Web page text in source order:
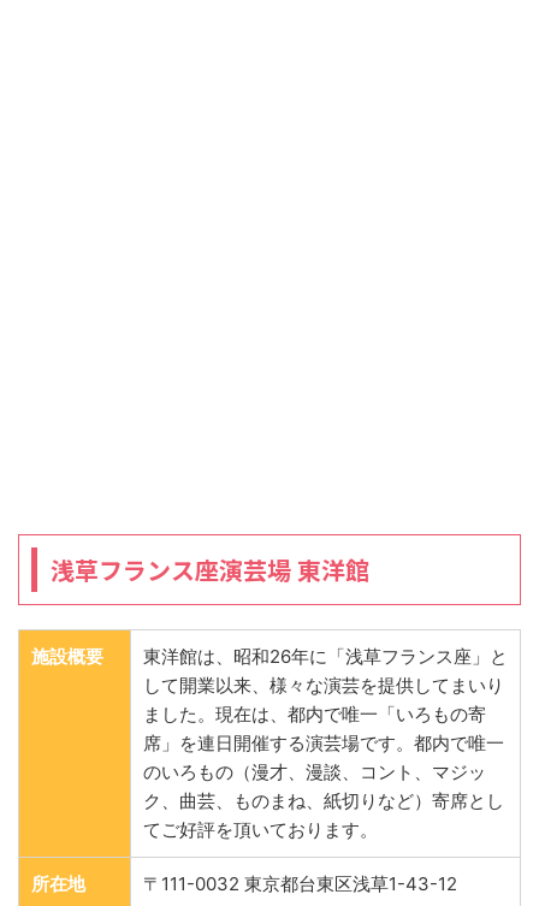
浅草フランス座演芸場 東洋館
施設概要
東洋館は、昭和26年に「浅草フランス座」と
して開業以来、様々な演芸を提供してまいり
ました。現在は、都内で唯一「いろもの寄
席」を連日開催する演芸場です。都内で唯一
のいろもの（漫才、漫談、コント、マジッ
ク、曲芸、ものまね、紙切りなど）寄席とし
てご好評を頂いております。
所在地 〒111-0032 東京都台東区浅草1-43-12